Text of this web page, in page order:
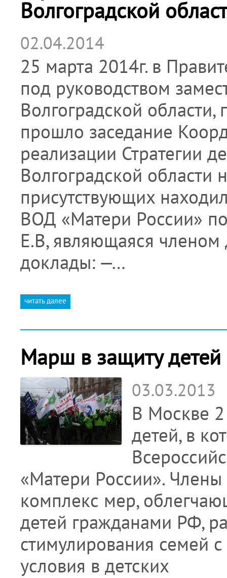
Волгоградской
02.04.2014
25 марта 2014г. в
под руководством
Волгоградской области,
прошло заседание
реализации Стратегии
Волгоградской области
присутствующих
ВОД «Матери России»
Е.В, являющаяся членом
доклады: —…
читать далее
Марш в защиту детей
03.03.2013
В Москве
детей, в
«Матери России».
комплекс мер,
детей гражданами РФ,
стимулирования семей
условия в детских